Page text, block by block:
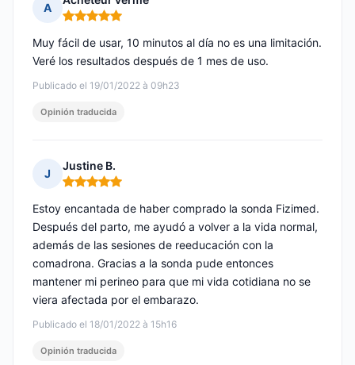
A
Nota: 5 de 5
Publicado el 19/01/2022 à 09h23
Muy fácil de usar, 10 minutos al día no es una limitación.
Veré los resultados después de 1 mes de uso.
Opinión traducida
J
Justine B.
Nota: 5 de 5
Publicado el 18/01/2022 à 15h16
Estoy encantada de haber comprado la sonda Fizimed.
Después del parto, me ayudó a volver a la vida normal,
además de las sesiones de reeducación con la
comadrona. Gracias a la sonda pude entonces
mantener mi perineo para que mi vida cotidiana no se
viera afectada por el embarazo.
Opinión traducida